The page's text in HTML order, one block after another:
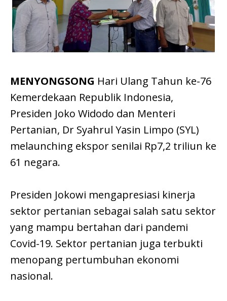
MENYONGSONG Hari Ulang Tahun ke-76
Kemerdekaan Republik Indonesia,
Presiden Joko Widodo dan Menteri
Pertanian, Dr Syahrul Yasin Limpo (SYL)
melaunching ekspor senilai Rp7,2 triliun ke
61 negara.
Presiden Jokowi mengapresiasi kinerja
sektor pertanian sebagai salah satu sektor
yang mampu bertahan dari pandemi
Covid-19. Sektor pertanian juga terbukti
menopang pertumbuhan ekonomi
nasional.